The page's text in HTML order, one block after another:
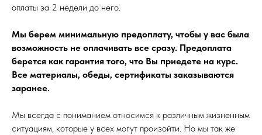
оплаты за 2 недели до него.
Мы берем минимальную предоплату, чтобы у вас была
возможность не оплачивать все сразу. Предоплата
берется как гарантия того, что Вы приедете на курс.
Все материалы, обеды, сертификаты заказываются
заранее.
Мы всегда с пониманием относимся к различным жизненным
ситуациям, которые у всех могут произойти. Но мы так же